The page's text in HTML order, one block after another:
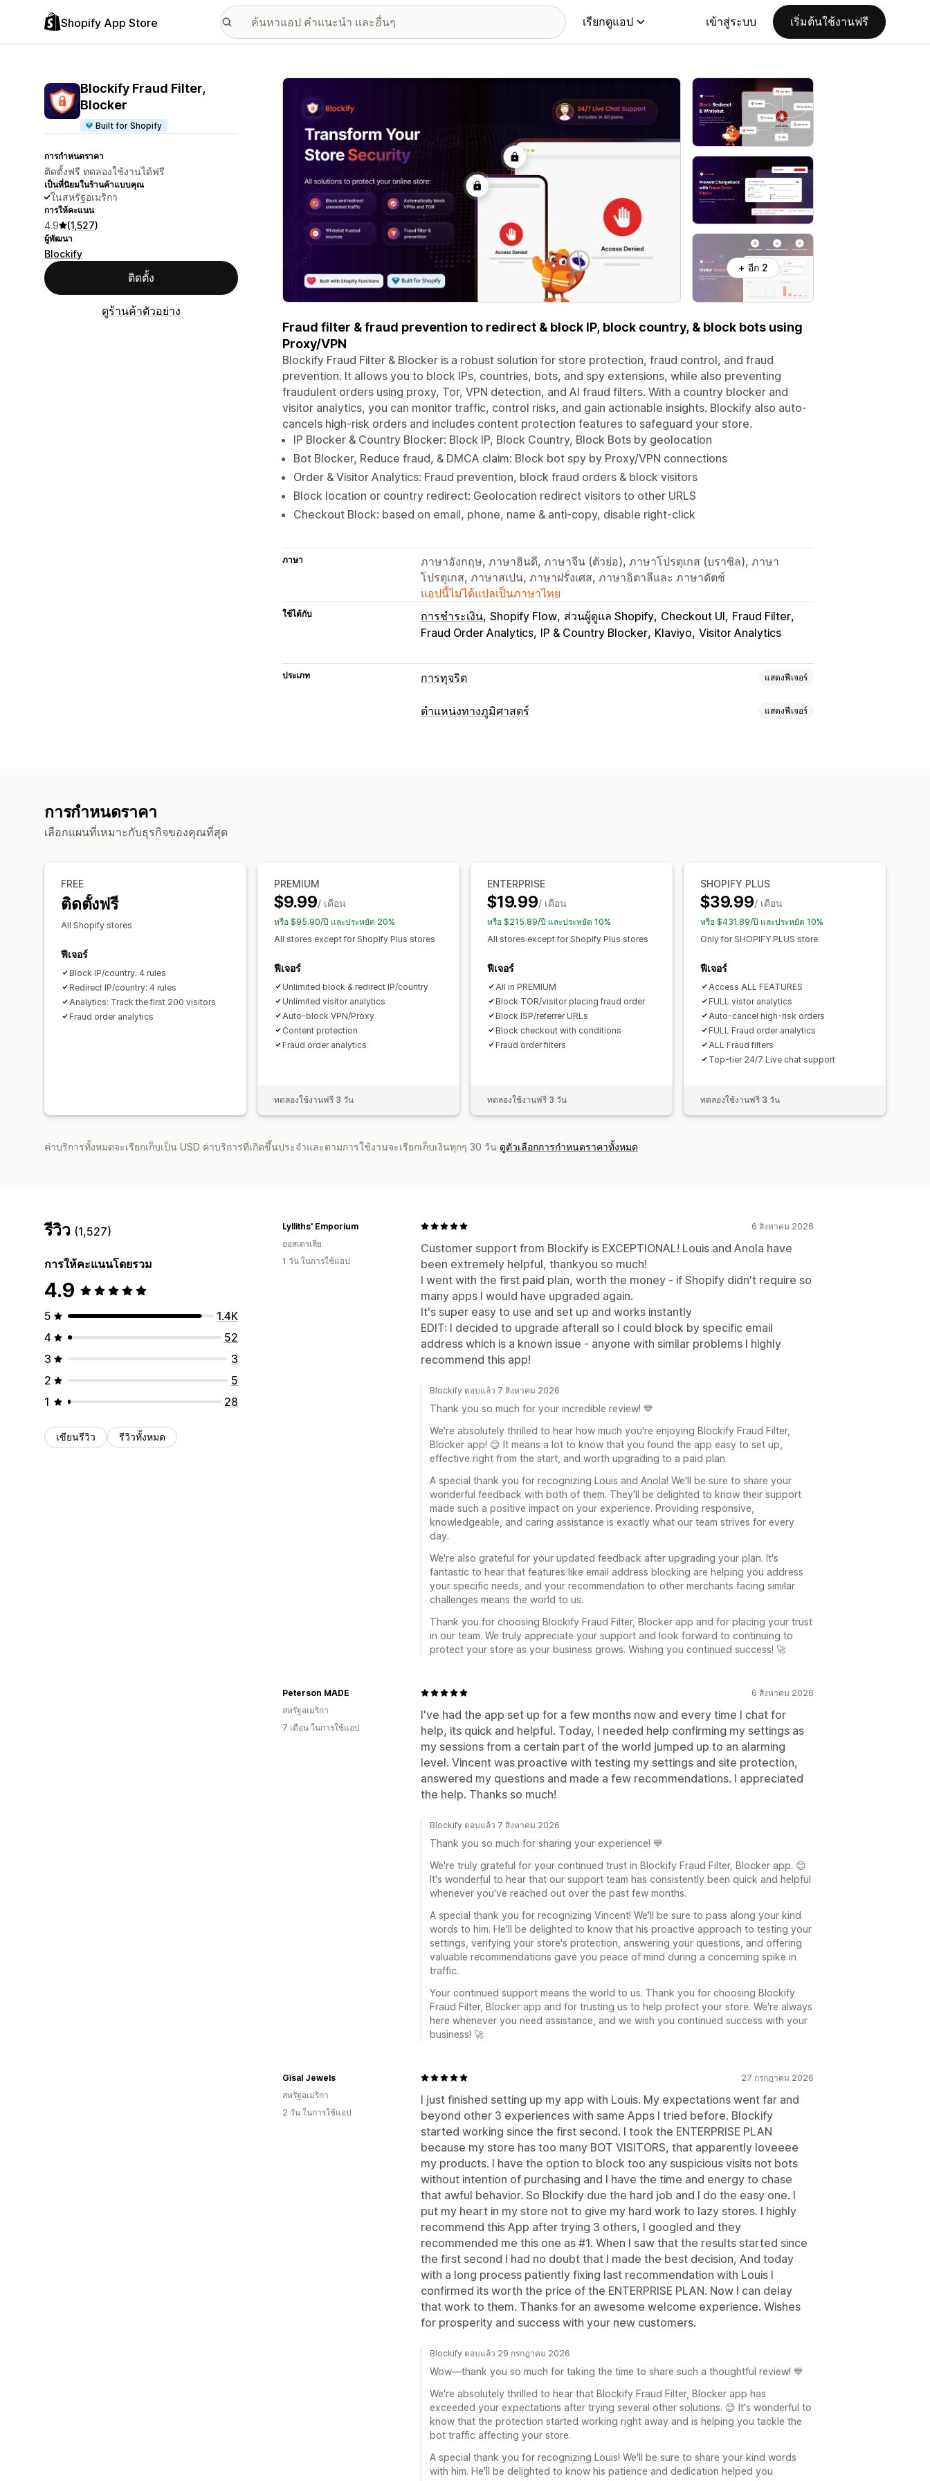
Shopify App Store เรียกดูแอป เข้าสู่ระบบ เริ่มต้นใช้งานฟรี
Blockify Fraud Filter,
Blocker
Built for Shopify
การกำหนดราคา
ติดตั้งฟรี ทดลองใช้งานได้ฟรี
เป็นที่นิยมในร้านค้าแบบคุณ
ในสหรัฐอเมริกา
การให้คะแนน
4.9 (1,527)
ผู้พัฒนา
Blockify
ติดตั้ง
ดูร้านค้าตัวอย่าง
แกลเลอรีรูปภาพที่แสดง
+ อีก 2
Fraud filter & fraud prevention to redirect & block IP, block country, & block bots using
Proxy/VPN
Blockify Fraud Filter & Blocker is a robust solution for store protection, fraud control, and fraud
prevention. It allows you to block IPs, countries, bots, and spy extensions, while also preventing
fraudulent orders using proxy, Tor, VPN detection, and AI fraud filters. With a country blocker and
visitor analytics, you can monitor traffic, control risks, and gain actionable insights. Blockify also auto-
cancels high-risk orders and includes content protection features to safeguard your store.
IP Blocker & Country Blocker: Block IP, Block Country, Block Bots by geolocation
Bot Blocker, Reduce fraud, & DMCA claim: Block bot spy by Proxy/VPN connections
Order & Visitor Analytics: Fraud prevention, block fraud orders & block visitors
Block location or country redirect: Geolocation redirect visitors to other URLS
Checkout Block: based on email, phone, name & anti-copy, disable right-click
ภาษา
ภาษาอังกฤษ, ภาษาฮินดี, ภาษาจีน (ตัวย่อ), ภาษาโปรตุเกส (บราซิล), ภาษา
โปรตุเกส, ภาษาสเปน, ภาษาฝรั่งเศส, ภาษาอิตาลีและ ภาษาดัตช์
แอปนี้ไม่ได้แปลเป็นภาษาไทย
ใช้ได้กับ การชำระเงิน Shopify Flow ส่วนผู้ดูแล Shopify Checkout UI Fraud Filter
Fraud Order Analytics IP & Country Blocker Klaviyo Visitor Analytics
ประเภท การทุจริต แสดงฟีเจอร์
ประเภทการทุจริต
ตำแหน่งทางภูมิศาสตร์ แสดงฟีเจอร์
ตัวเลือกประเทศ
การกำหนดราคา
เลือกแผนที่เหมาะกับธุรกิจของคุณที่สุด
FREE
ติดตั้งฟรี
All Shopify stores
ฟีเจอร์
Block IP/country: 4 rules
Redirect IP/country: 4 rules
Analytics: Track the first 200 visitors
Fraud order analytics
PREMIUM
$9.99/ เดือน
หรือ $95.90/ปี และประหยัด 20%
All stores except for Shopify Plus stores
ฟีเจอร์
Unlimited block & redirect IP/country
Unlimited visitor analytics
Auto-block VPN/Proxy
Content protection
Fraud order analytics
ทดลองใช้งานฟรี 3 วัน
ENTERPRISE
$19.99/ เดือน
หรือ $215.89/ปี และประหยัด 10%
All stores except for Shopify Plus stores
ฟีเจอร์
All in PREMIUM
Block TOR/visitor placing fraud order
Block ISP/referrer URLs
Block checkout with conditions
Fraud order filters
ทดลองใช้งานฟรี 3 วัน
SHOPIFY PLUS
$39.99/ เดือน
หรือ $431.89/ปี และประหยัด 10%
Only for SHOPIFY PLUS store
ฟีเจอร์
Access ALL FEATURES
FULL vistor analytics
Auto-cancel high-risk orders
FULL Fraud order analytics
ALL Fraud filters
Top-tier 24/7 Live chat support
ทดลองใช้งานฟรี 3 วัน
ค่าบริการทั้งหมดจะเรียกเก็บเป็น USD ค่าบริการที่เกิดขึ้นประจำและตามการใช้งานจะเรียกเก็บเงินทุกๆ 30 วัน ดูตัวเลือกการกำหนดราคาทั้งหมด
รีวิว (1,527)
การให้คะแนนโดยรวม
4.9
5
1.4K
4
52
3
3
2
5
1
28
เขียนรีวิว รีวิวทั้งหมด
6 สิงหาคม 2026
Customer support from Blockify is EXCEPTIONAL! Louis and Anola have
been extremely helpful, thankyou so much!
I went with the first paid plan, worth the money - if Shopify didn't require so
many apps I would have upgraded again.
It's super easy to use and set up and works instantly
EDIT: I decided to upgrade afterall so I could block by specific email
address which is a known issue - anyone with similar problems I highly
recommend this app!
Lylliths' Emporium
ออสเตรเลีย
1 วัน ในการใช้แอป
Blockify ตอบแล้ว 7 สิงหาคม 2026
Thank you so much for your incredible review! 💙
We're absolutely thrilled to hear how much you're enjoying Blockify Fraud Filter,
Blocker app! 😊 It means a lot to know that you found the app easy to set up,
effective right from the start, and worth upgrading to a paid plan.
A special thank you for recognizing Louis and Anola! We'll be sure to share your
wonderful feedback with both of them. They'll be delighted to know their support
made such a positive impact on your experience. Providing responsive,
knowledgeable, and caring assistance is exactly what our team strives for every
day.
We're also grateful for your updated feedback after upgrading your plan. It's
fantastic to hear that features like email address blocking are helping you address
your specific needs, and your recommendation to other merchants facing similar
challenges means the world to us.
Thank you for choosing Blockify Fraud Filter, Blocker app and for placing your trust
in our team. We truly appreciate your support and look forward to continuing to
protect your store as your business grows. Wishing you continued success! 🚀
6 สิงหาคม 2026
I've had the app set up for a few months now and every time I chat for
help, its quick and helpful. Today, I needed help confirming my settings as
my sessions from a certain part of the world jumped up to an alarming
level. Vincent was proactive with testing my settings and site protection,
answered my questions and made a few recommendations. I appreciated
the help. Thanks so much!
Peterson MADE
สหรัฐอเมริกา
7 เดือน ในการใช้แอป
Blockify ตอบแล้ว 7 สิงหาคม 2026
Thank you so much for sharing your experience! 💙
We're truly grateful for your continued trust in Blockify Fraud Filter, Blocker app. 😊
It's wonderful to hear that our support team has consistently been quick and helpful
whenever you've reached out over the past few months.
A special thank you for recognizing Vincent! We'll be sure to pass along your kind
words to him. He'll be delighted to know that his proactive approach to testing your
settings, verifying your store's protection, answering your questions, and offering
valuable recommendations gave you peace of mind during a concerning spike in
traffic.
Your continued support means the world to us. Thank you for choosing Blockify
Fraud Filter, Blocker app and for trusting us to help protect your store. We're always
here whenever you need assistance, and we wish you continued success with your
business! 🚀
27 กรกฎาคม 2026
I just finished setting up my app with Louis. My expectations went far and
beyond other 3 experiences with same Apps I tried before. Blockify
started working since the first second. I took the ENTERPRISE PLAN
because my store has too many BOT VISITORS, that apparently loveeee
my products. I have the option to block too any suspicious visits not bots
without intention of purchasing and I have the time and energy to chase
that awful behavior. So Blockify due the hard job and I do the easy one. I
put my heart in my store not to give my hard work to lazy stores. I highly
recommend this App after trying 3 others, I googled and they
recommended me this one as #1. When I saw that the results started since
the first second I had no doubt that I made the best decision, And today
with a long process patiently fixing last recommendation with Louis I
confirmed its worth the price of the ENTERPRISE PLAN. Now I can delay
that work to them. Thanks for an awesome welcome experience. Wishes
for prosperity and success with your new customers.
Gīsal Jewels
สหรัฐอเมริกา
2 วัน ในการใช้แอป
Blockify ตอบแล้ว 29 กรกฎาคม 2026
Wow—thank you so much for taking the time to share such a thoughtful review! 💙
We're absolutely thrilled to hear that Blockify Fraud Filter, Blocker app has
exceeded your expectations after trying several other solutions. 😊 It's wonderful to
know that the protection started working right away and is helping you tackle the
bot traffic affecting your store.
A special thank you for recognizing Louis! We'll be sure to share your kind words
with him. He'll be delighted to know his patience and dedication helped you